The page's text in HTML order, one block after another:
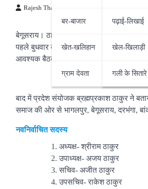
बर-बाजार
खेत-खलिहान
ग्राम देवता
पढ़ाई-लिखाई
खेल-खिलाड़ी
गली के सितारे
Rajesh Thakur
बेगूसराय। ठाकुर स्वर्णकार संघ के संयोजक
पहले बुधवार को संघ का गठन कर लिया गया
आवश्यक बैठक हुई। अध्यक्षता रामप्रसाद ठाकुर
बाद में प्रदेश संयोजक ब्रह्मप्रकाश ठाकुर ने
समाज की ओर से भागलपुर, बेगूसराय, दरभंगा,
नवनिर्वाचित सदस्य
अध्यक्ष- श्रीराम ठाकुर
उपाध्यक्ष- अजय ठाकुर
सचिव- अजीत ठाकुर
उपसचिव- राकेश ठाकुर